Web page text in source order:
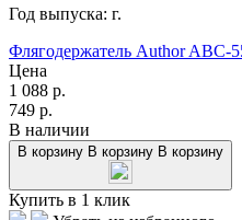
Год выпуска: г.
Флягодержатель Author ABC-
Цена
1 088 р.
749 р.
В наличии
В корзину В корзину В корзину
Купить в 1 клик